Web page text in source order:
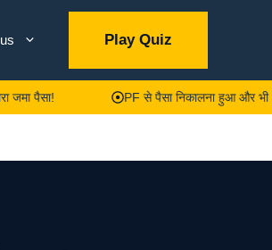
Play Quiz
PF से पैसा निकालना हुआ और भी आसान!